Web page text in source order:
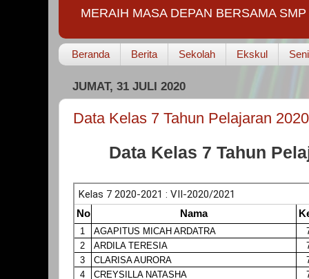
MERAIH MASA DEPAN BERSAMA
Beranda Berita Sekolah Ekskul
JUMAT, 31 JULI 2020
Data Kelas 7 Tahun Pelajaran
Data Kelas 7 Tahun